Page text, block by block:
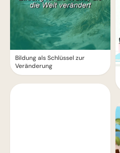
Bildung als Schlüssel zur
Veränderung